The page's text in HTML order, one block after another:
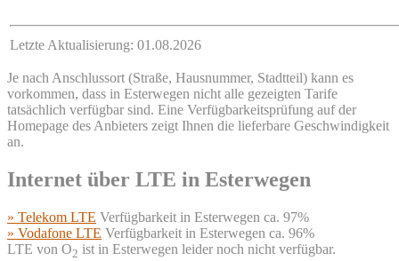
Letzte Aktualisierung: 01.08.2026
Je nach Anschlussort (Straße, Hausnummer, Stadtteil) kann es
vorkommen, dass in Esterwegen nicht alle gezeigten Tarife
tatsächlich verfügbar sind. Eine Verfügbarkeitsprüfung auf der
Homepage des Anbieters zeigt Ihnen die lieferbare Geschwindigkeit
an.
Internet über LTE in Esterwegen
» Telekom LTE Verfügbarkeit in Esterwegen ca. 97%
» Vodafone LTE Verfügbarkeit in Esterwegen ca. 96%
LTE von O2 ist in Esterwegen leider noch nicht verfügbar.